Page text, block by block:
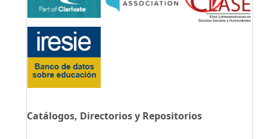
Catálogos, Directorios y Repositorios